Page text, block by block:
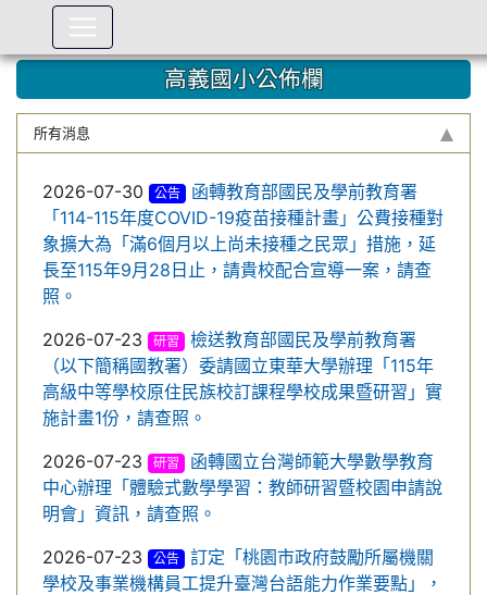
高義國小公佈欄
所有消息
2026-07-30 公告
函轉教育部國民及學前教育署
「114-115年度COVID-19疫苗接種計畫」公費接種對
象擴大為「滿6個月以上尚未接種之民眾」措施，延
長至115年9月28日止，請貴校配合宣導一案，請查
照。
2026-07-23
研習
檢送教育部國民及學前教育署
（以下簡稱國教署）委請國立東華大學辦理「115年
高級中等學校原住民族校訂課程學校成果暨研習」實
施計畫1份，請查照。
2026-07-23
研習
函轉國立台灣師範大學數學教育
中心辦理「體驗式數學學習：教師研習暨校園申請說
明會」資訊，請查照。
2026-07-23
公告
訂定「桃園市政府鼓勵所屬機關
學校及事業機構員工提升臺灣台語能力作業要點」，